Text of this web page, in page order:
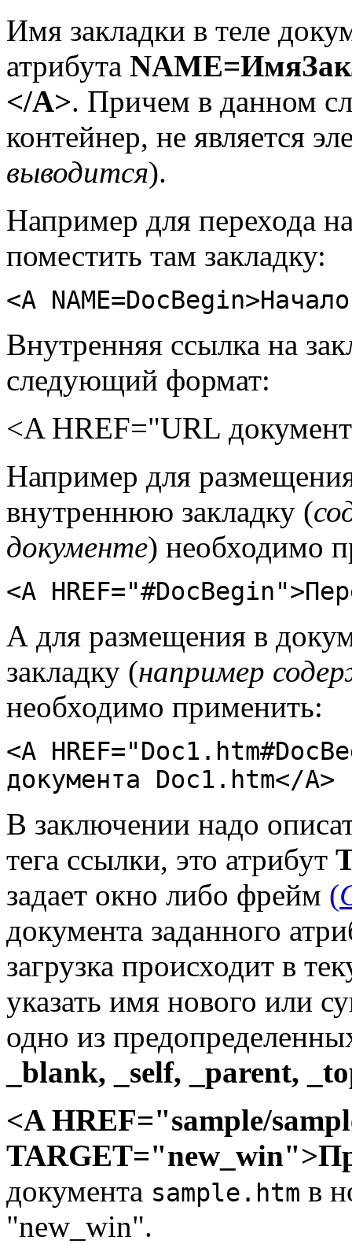
Имя закладки в теле
атрибута
</A>. Причем в данном
контейнер, не является
выводится).
Например для перехода
поместить там закладку:
<A
Внутренняя ссылка на
следующий формат:
<A HREF="URL
Например для
внутреннюю закладку (
документе) необходимо
<A
А для размещения в
закладку (например
необходимо применить:
<A
документа Doc1.htm</A>
В заключении надо
тега ссылки, это атрибут
задает окно либо фрейм (
документа заданного
загрузка происходит в
указать имя нового или
одно из
_blank, _self, _parent,
<A HREF="sample/
документа sample.htm в
"new_win".